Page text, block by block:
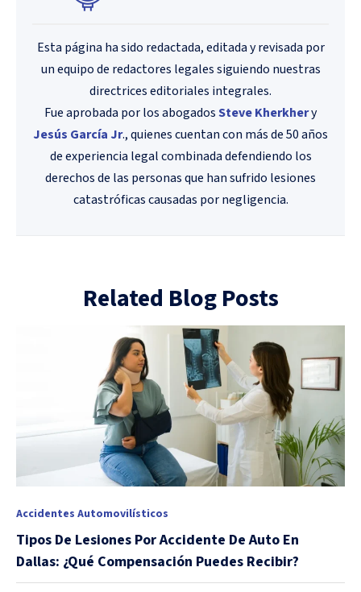
Esta página ha sido redactada, editada y revisada por
un equipo de redactores legales siguiendo nuestras
directrices editoriales integrales.
Fue aprobada por los abogadosSteve Kherkhery
Jesús García Jr., quienes cuentan con más de 50 años
de experiencia legal combinada defendiendo los
derechos de las personas que han sufrido lesiones
catastróficas causadas por negligencia.
Related Blog Posts
Accidentes Automovilísticos
Tipos De Lesiones Por Accidente De Auto En
Dallas: ¿Qué Compensación Puedes Recibir?